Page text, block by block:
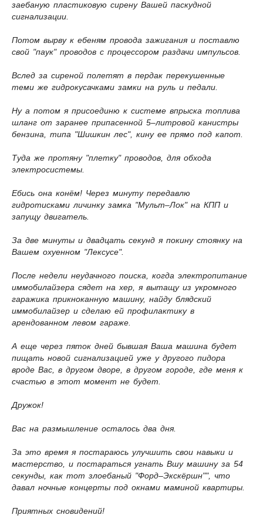
заебаную пластиковую сирену Вашей паскудной
сигнализации.
Потом вырву к ебеням провода зажигания и поставлю
свой "паук" проводов с процессором раздачи импульсов.
Вслед за сиреной полетят в пердак перекушенные
теми же гидрокусачками замки на руль и педали.
Ну а потом я присоединю к системе впрыска топлива
шланг от заранее припасенной 5–литровой канистры
бензина, типа "Шишкин лес", кину ее прямо под капот.
Туда же протяну "плетку" проводов, для обхода
электросистемы.
Ебись она конём! Через минуту передавлю
гидротисками личинку замка "Мульт–Лок" на КПП и
запущу двигатель.
За две минуты и двадцать секунд я покину стоянку на
Вашем охуенном "Лексусе".
После недели неудачного поиска, когда электропитание
иммобилайзера сядет на хер, я вытащу из укромного
гаражика прикноканную машину, найду блядский
иммобилайзер и сделаю ей профилактику в
арендованном левом гараже.
А еще через пяток дней бывшая Ваша машина будет
пищать новой сигнализацией уже у другого пидора
вроде Вас, в другом дворе, в другом городе, где меня к
счастью в этот момент не будет.
Дружок!
Вас на размышление осталось два дня.
За это время я постараюсь улучшить свои навыки и
мастерство, и постараться угнать Вшу машину за 54
секунды, как тот злоебаный "Форд–Экскёршн"", что
давал ночные концерты под окнами маминой квартиры.
Приятных сновидений!